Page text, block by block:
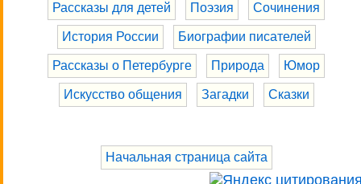
Рассказы для детей Поэзия Сочинения
История России Биографии писателей
Рассказы о Петербурге Природа Юмор
Искусство общения Загадки Сказки
Начальная страница сайта